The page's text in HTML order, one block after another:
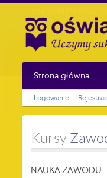
Strona główna
Logowanie
Kursy
NAUKA ZAWODU